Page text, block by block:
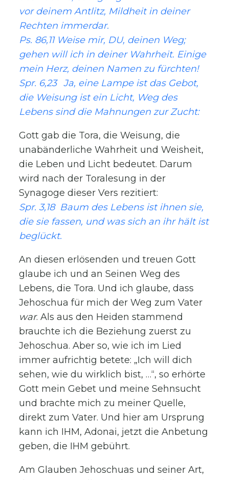
vor deinem Antlitz, Mildheit in deiner
Rechten immerdar.
Ps. 86,11 Weise mir, DU, deinen Weg;
gehen will ich in deiner Wahrheit. Einige
mein Herz, deinen Namen zu fürchten!
Spr. 6,23 Ja, eine Lampe ist das Gebot,
die Weisung ist ein Licht, Weg des
Lebens sind die Mahnungen zur Zucht:
Gott gab die Tora, die Weisung, die
unabänderliche Wahrheit und Weisheit,
die Leben und Licht bedeutet. Darum
wird nach der Toralesung in der
Synagoge dieser Vers rezitiert:
Spr. 3,18 Baum des Lebens ist ihnen sie,
die sie fassen, und was sich an ihr hält ist
beglückt.
An diesen erlösenden und treuen Gott
glaube ich und an Seinen Weg des
Lebens, die Tora. Und ich glaube, dass
Jehoschua für mich der Weg zum Vater
war. Als aus den Heiden stammend
brauchte ich die Beziehung zuerst zu
Jehoschua. Aber so, wie ich im Lied
immer aufrichtig betete: „Ich will dich
sehen, wie du wirklich bist, …“, so erhörte
Gott mein Gebet und meine Sehnsucht
und brachte mich zu meiner Quelle,
direkt zum Vater. Und hier am Ursprung
kann ich IHM, Adonai, jetzt die Anbetung
geben, die IHM gebührt.
Am Glauben Jehoschuas und seiner Art,